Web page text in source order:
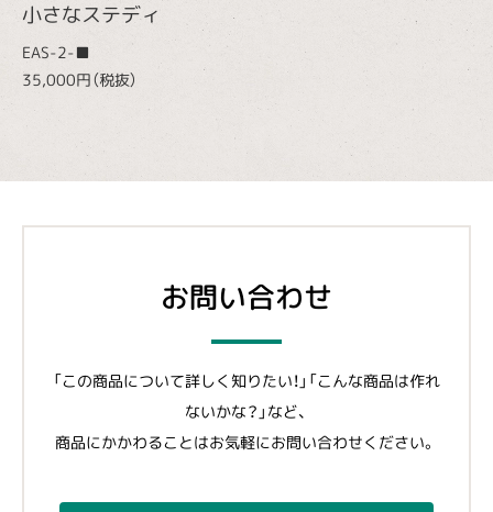
小さなステディ
EAS-2-■
35,000円（税抜）
お問い合わせ
「この商品について詳しく知りたい！」「こんな商品は作れ
ないかな？」など、
商品にかかわることはお気軽にお問い合わせください。